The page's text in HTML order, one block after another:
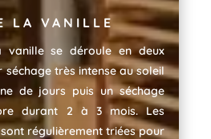
LA VANILLE
vanille se déroule en deux
séchage très intense au soleil
de jours puis un séchage
durant 2 à 3 mois. Les
régulièrement triées pour